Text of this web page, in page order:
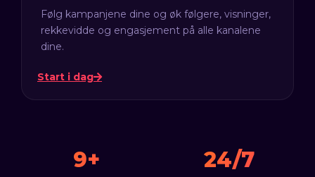
Følg kampanjene dine og øk følgere, visninger,
rekkevidde og engasjement på alle kanalene
dine.
Start i dag
9+ 24/7